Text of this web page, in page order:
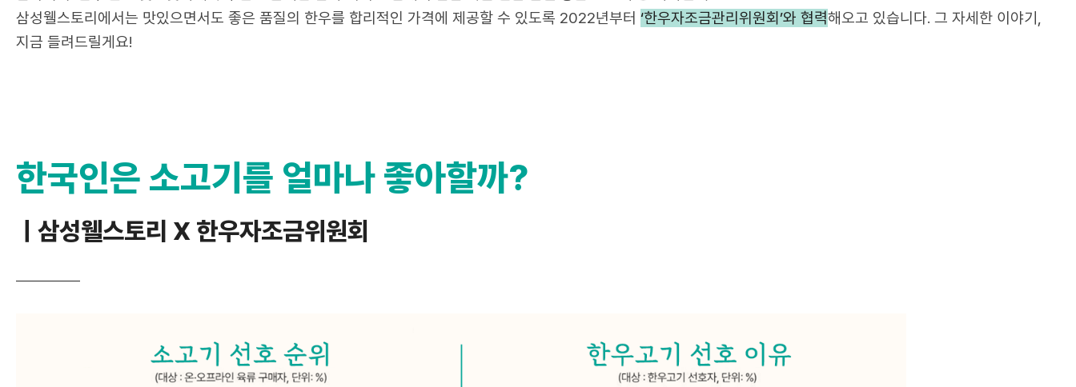
최근 흑백으로 계급을 나눠 요리를 하는 방송 프로그램이 화제인데요. 이 방송에서는 많은 셰프들이 ‘고기’등 식자재 품질의 중요성에 대해
알다시피 ‘한우’는 노릇노릇하게 구우면 소금에만 살짝 찍어도 입에서 살살 녹을 만큼 품질 좋은 소고기 중 하나인데요.
삼성웰스토리에서는 맛있으면서도 좋은 품질의 한우를 합리적인 가격에 제공할 수 있도록 2022년부터
지금 들려드릴게요!